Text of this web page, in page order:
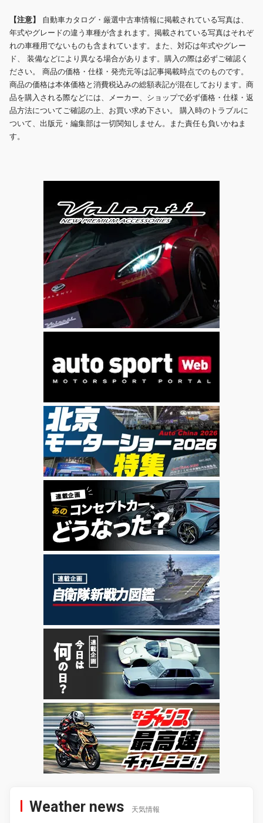
【注意】 自動車カタログ・厳選中古車情報に掲載されている写真は、
年式やグレードの違う車種が含まれます。掲載されている写真はそれぞ
れの車種用でないものも含まれています。また、対応は年式やグレー
ド、 装備などにより異なる場合があります。購入の際は必ずご確認く
ださい。 商品の価格・仕様・発売元等は記事掲載時点でのものです。
商品の価格は本体価格と消費税込みの総額表記が混在しております。商
品を購入される際などには、メーカー、ショップで必ず価格・仕様・返
品方法についてご確認の上、お買い求め下さい。 購入時のトラブルに
ついて、出版元・編集部は一切関知しません。また責任も負いかねま
す。
Weather news 天気情報